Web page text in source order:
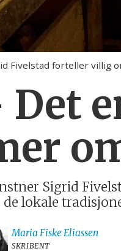
Fivelstad forteller villig
Det
Sigrid
lokale
Maria Fiske Eliassen
SKRIBENT